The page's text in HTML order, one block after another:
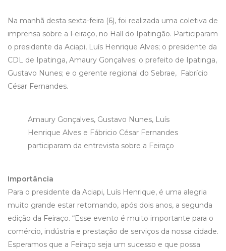
Na manhã desta sexta-feira (6), foi realizada uma coletiva de
imprensa sobre a Feiraço, no Hall do Ipatingão. Participaram
o presidente da Aciapi, Luís Henrique Alves; o presidente da
CDL de Ipatinga, Amaury Gonçalves; o prefeito de Ipatinga,
Gustavo Nunes; e o gerente regional do Sebrae, Fabrício
César Fernandes.
Amaury Gonçalves, Gustavo Nunes, Luís
Henrique Alves e Fábricio César Fernandes
participaram da entrevista sobre a Feiraço
Importância
Para o presidente da Aciapi, Luís Henrique, é uma alegria
muito grande estar retomando, após dois anos, a segunda
edição da Feiraço. “Esse evento é muito importante para o
comércio, indústria e prestação de serviços da nossa cidade.
Esperamos que a Feiraço seja um sucesso e que possa